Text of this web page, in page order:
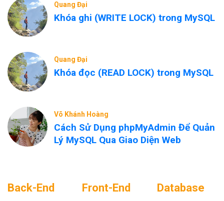
Quang Đại
Khóa ghi (WRITE LOCK) trong MySQL
Quang Đại
Khóa đọc (READ LOCK) trong MySQL
Võ Khánh Hoàng
Cách Sử Dụng phpMyAdmin Để Quản
Lý MySQL Qua Giao Diện Web
Back-End Front-End Database